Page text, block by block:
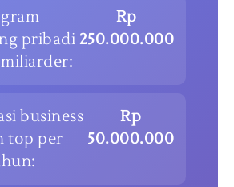
pribadi
Rp
250.000.000
business
top per
Rp
50.000.000